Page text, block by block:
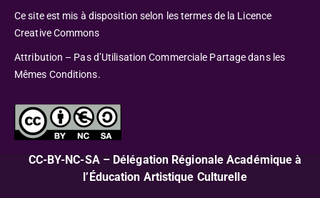
Ce site est mis à disposition selon les termes de la Licence
Creative Commons
Attribution – Pas d’Utilisation Commerciale Partage dans les
Mêmes Conditions.
CC-BY-NC-SA – Délégation Régionale Académique à
l’Éducation Artistique Culturelle